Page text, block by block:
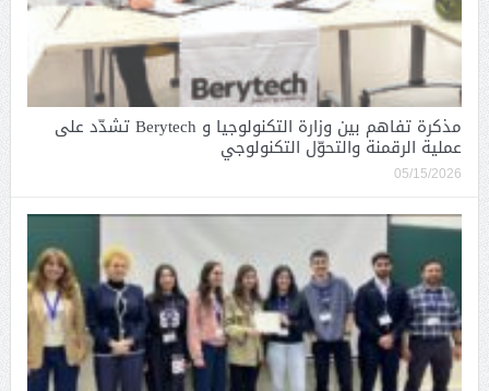
مذكرة تفاهم بين وزارة التكنولوجيا و Berytech تشدّد على
عملية الرقمنة والتحوّل التكنولوجي
05/15/2026